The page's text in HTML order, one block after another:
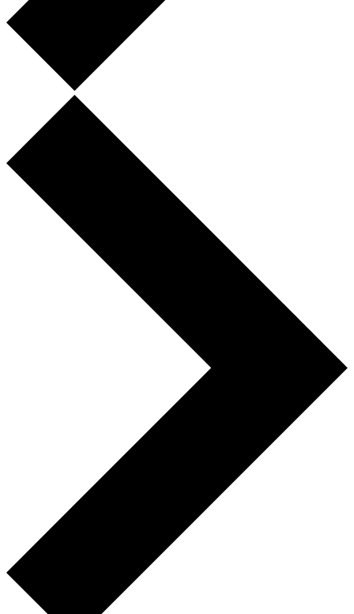
Ondergrondse infra
Ondergrondse infra